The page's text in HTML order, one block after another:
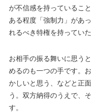
が不信感を持っているこ
ある程度「強制力」があ
れるべき特権を持ってい
お相手の振る舞いに思う
めるのも一つの手です。
かしいと思う、などと正
う。双方納得のうえで、
す。